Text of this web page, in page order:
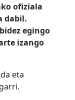
ofiziala
dabil.
egingo
izango
eta